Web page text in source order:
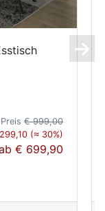
Preis€ 999,00
(≈ 30%)
€ 699,90